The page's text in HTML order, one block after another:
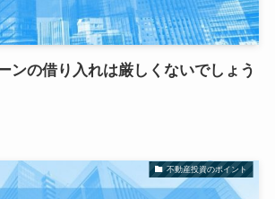
ンの借り入れは厳しくないでしょう
不動産投資のポイント